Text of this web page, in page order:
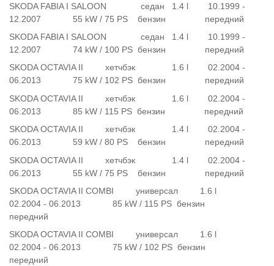
SKODA FABIA I SALOON седан 1.4 l 10.1999 -
12.2007 55 kW / 75 PS бензин передний
SKODA FABIA I SALOON седан 1.4 l 10.1999 -
12.2007 74 kW / 100 PS бензин передний
SKODA OCTAVIA II хетчбэк 1.6 l 02.2004 -
06.2013 75 kW / 102 PS бензин передний
SKODA OCTAVIA II хетчбэк 1.6 l 02.2004 -
06.2013 85 kW / 115 PS бензин передний
SKODA OCTAVIA II хетчбэк 1.4 l 02.2004 -
06.2013 59 kW / 80 PS бензин передний
SKODA OCTAVIA II хетчбэк 1.4 l 02.2004 -
06.2013 55 kW / 75 PS бензин передний
SKODA OCTAVIA II COMBI универсал 1.6 l
02.2004 - 06.2013 85 kW / 115 PS бензин
передний
SKODA OCTAVIA II COMBI универсал 1.6 l
02.2004 - 06.2013 75 kW / 102 PS бензин
передний